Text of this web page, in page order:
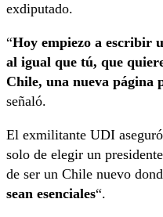
exdiputado.
“Hoy empiezo a escribir
al igual que tú, que
Chile, una nueva página
señaló.
El exmilitante UDI
solo de elegir un
de ser un Chile nuevo
sean esenciales“.